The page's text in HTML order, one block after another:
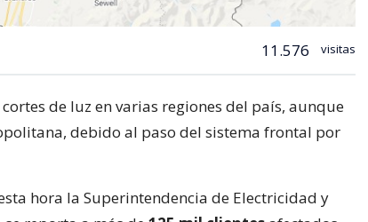
11.576 visitas
de luz en varias regiones del país, aunque
debido al paso del sistema frontal por
hora la Superintendencia de Electricidad y